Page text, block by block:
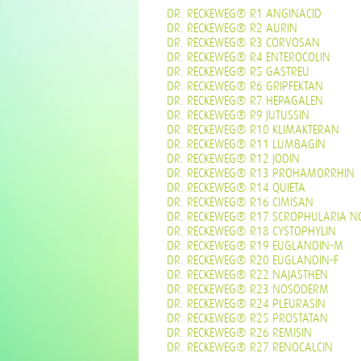
DR. RECKEWEG® R1 ANGINACID
DR. RECKEWEG® R2 AURIN
DR. RECKEWEG® R3 CORVOSAN
DR. RECKEWEG® R4 ENTEROCOLIN
DR. RECKEWEG® R5 GASTREU
DR. RECKEWEG® R6 GRIPFEKTAN
DR. RECKEWEG® R7 HEPAGALEN
DR. RECKEWEG® R9 JUTUSSIN
DR. RECKEWEG® R10 KLIMAKTERAN
DR. RECKEWEG® R11 LUMBAGIN
DR. RECKEWEG® R12 JODIN
DR. RECKEWEG® R13 PROHÄMORRHIN
DR. RECKEWEG® R14 QUIETA
DR. RECKEWEG® R16 CIMISAN
DR. RECKEWEG® R17 SCROPHULARIA
DR. RECKEWEG® R18 CYSTOPHYLIN
DR. RECKEWEG® R19 EUGLANDIN-M
DR. RECKEWEG® R20 EUGLANDIN-F
DR. RECKEWEG® R22 NAJASTHEN
DR. RECKEWEG® R23 NOSODERM
DR. RECKEWEG® R24 PLEURASIN
DR. RECKEWEG® R25 PROSTATAN
DR. RECKEWEG® R26 REMISIN
DR. RECKEWEG® R27 RENOCALCIN